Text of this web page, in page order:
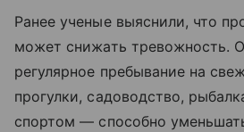
Ранее ученые выяснили, что
может снижать тревожность.
регулярное пребывание на
прогулки, садоводство,
спортом — способно